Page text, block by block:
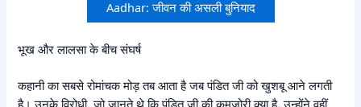
Aadhar: जीवन की असली बुनियाद
भूख और लालसा के बीच संघर्ष
कहानी का सबसे रोमांचक मोड़ तब आता है जब पंडित जी को खुशबू आने लगती
है। उनके विरोधी, जो जानते थे कि पंडित जी की कमजोरी क्या है, उन्होंने वहीं